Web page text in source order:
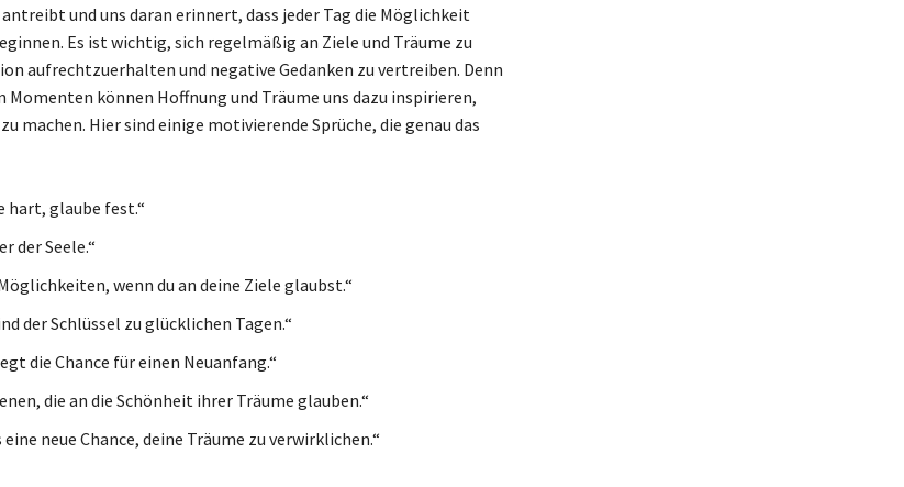
und uns daran erinnert, dass jeder Tag die Möglichkeit
Es ist wichtig, sich regelmäßig an Ziele und Träume zu
aufrechtzuerhalten und negative Gedanken zu vertreiben. Denn
Momenten können Hoffnung und Träume uns dazu inspirieren,
machen. Hier sind einige motivierende Sprüche, die genau das
hart, glaube fest.“
der Seele.“
wenn du an deine Ziele glaubst.“
der Schlüssel zu glücklichen Tagen.“
die Chance für einen Neuanfang.“
die an die Schönheit ihrer Träume glauben.“
eine neue Chance, deine Träume zu verwirklichen.“